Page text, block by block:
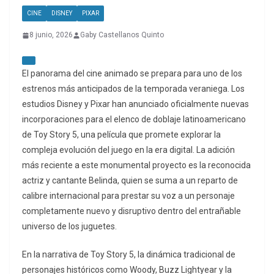
CINE DISNEY PIXAR
8 junio, 2026 Gaby Castellanos Quinto
El panorama del cine animado se prepara para uno de los
estrenos más anticipados de la temporada veraniega. Los
estudios Disney y Pixar han anunciado oficialmente nuevas
incorporaciones para el elenco de doblaje latinoamericano
de Toy Story 5, una película que promete explorar la
compleja evolución del juego en la era digital. La adición
más reciente a este monumental proyecto es la reconocida
actriz y cantante Belinda, quien se suma a un reparto de
calibre internacional para prestar su voz a un personaje
completamente nuevo y disruptivo dentro del entrañable
universo de los juguetes.
En la narrativa de Toy Story 5, la dinámica tradicional de
personajes históricos como Woody, Buzz Lightyear y la